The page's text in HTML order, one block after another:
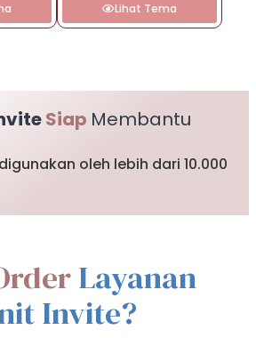
Lihat Tema
Siap Membantu
oleh lebih dari 10.000
Layanan
Invite?